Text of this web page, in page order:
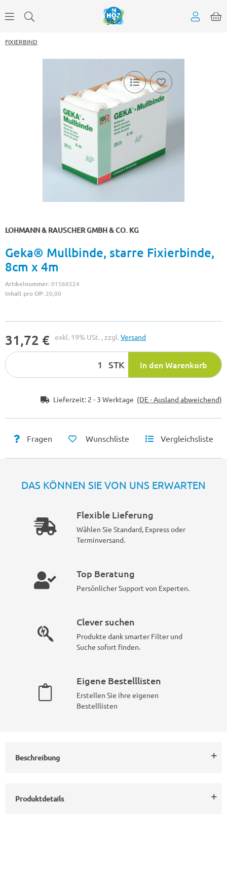
FIXIERBIND
LOHMANN & RAUSCHER GMBH & CO. KG
Geka® Mullbinde, starre Fixierbinde,
8cm x 4m
Artikelnummer:01568524
Inhalt pro OP: 20,00
31,72 € exkl. 19% USt. , zzgl.Versand
STK In den Warenkorb
Lieferzeit: 2 - 3 Werktage (DE - Ausland abweichend)
Fragen Wunschliste Vergleichsliste
DAS KÖNNEN SIE VON UNS ERWARTEN
Flexible Lieferung
Wählen Sie Standard, Express oder
Terminversand.
Top Beratung
Persönlicher Support von Experten.
Clever suchen
Produkte dank smarter Filter und
Suche sofort finden.
Eigene Bestelllisten
Erstellen Sie ihre eigenen
Bestelllisten
Beschreibung
Produktdetails